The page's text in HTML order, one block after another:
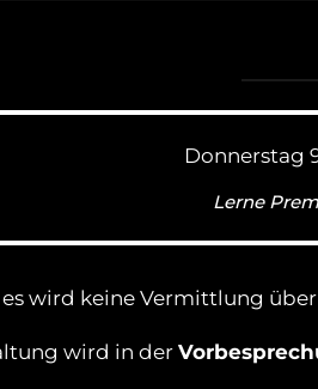
Donnerstag
Lerne
es wird keine Vermittlung
wird in der